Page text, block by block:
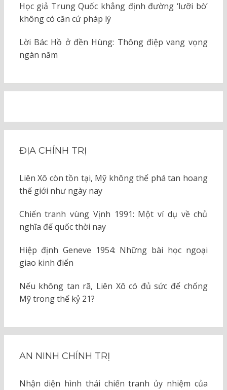
Học giả Trung Quốc khẳng định đường ‘lưỡi bò’
không có căn cứ pháp lý
Lời Bác Hồ ở đền Hùng: Thông điệp vang vọng
ngàn năm
ĐỊA CHÍNH TRỊ
Liên Xô còn tồn tại, Mỹ không thể phá tan hoang
thế giới như ngày nay
Chiến tranh vùng Vịnh 1991: Một ví dụ về chủ
nghĩa đế quốc thời nay
Hiệp định Geneve 1954: Những bài học ngoại
giao kinh điển
Nếu không tan rã, Liên Xô có đủ sức để chống
Mỹ trong thế kỷ 21?
AN NINH CHÍNH TRỊ
Nhận diện hình thái chiến tranh ủy nhiệm của